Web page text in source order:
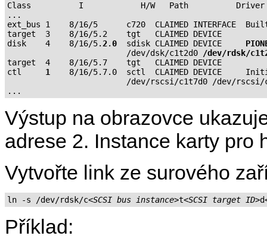
Class          I            H/W   Path          Driver
...
ext_bus 1    8/16/5      c720  CLAIMED INTERFACE
target  3    8/16/5.2    tgt   CLAIMED DEVICE
disk    4    8/16/5.2.0
  sdisk CLAIMED DEVICE
                         /dev/dsk/c1t2d0
/dev/rdsk/
target  4    8/16/5.7    tgt   CLAIMED DEVICE
ctl 1
8/16/5.7.0  sctl  CLAIMED DEVICE
/dev/rscsi/c1t7d0 /dev/
Výstup na obrazovce
adrese 2. Instance karty pro
Vytvořte link ze surového
ln -s /dev/rdsk/c<SCSI bus instance>t<SCSI target ID>d
Příklad: